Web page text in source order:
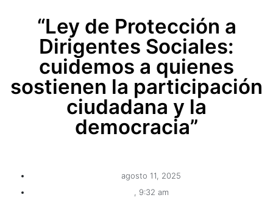
“Ley de Protección a
Dirigentes Sociales:
cuidemos a quienes
sostienen la participación
ciudadana y la
democracia”
agosto 11, 2025
9:32 am